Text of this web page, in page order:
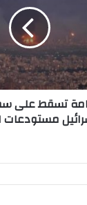
تسقط على
مستودعات